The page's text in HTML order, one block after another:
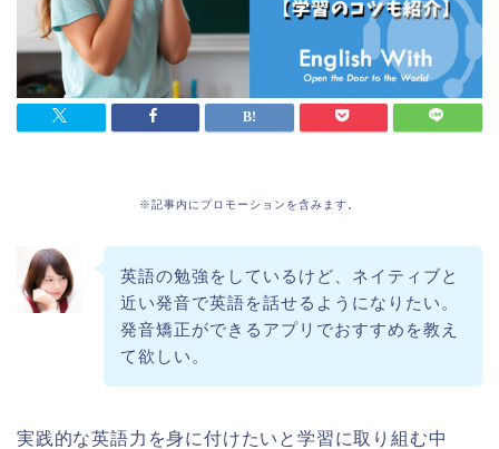
※記事内にプロモーションを含みます。
英語の勉強をしているけど、ネイティブと
近い発音で英語を話せるようになりたい。
発音矯正ができるアプリでおすすめを教え
て欲しい。
実践的な英語力を身に付けたいと学習に取り組む中